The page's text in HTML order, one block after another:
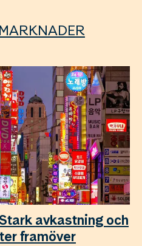
avkastning och
framöver